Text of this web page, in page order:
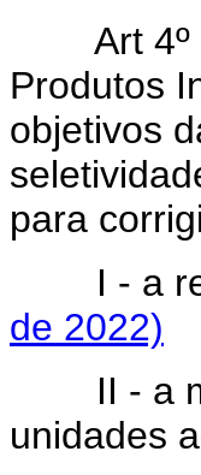
Art
Produtos
objetivos
para
I - a
de 2022)
II - a
unidades